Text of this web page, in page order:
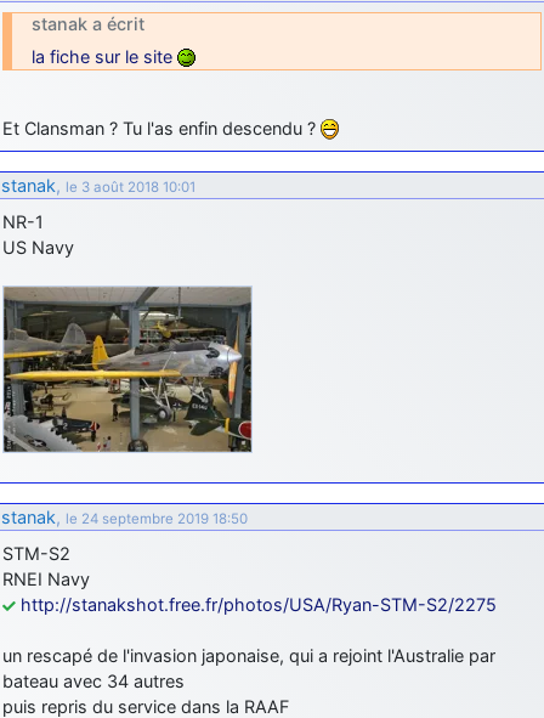
stanak a écrit
la fiche sur le site
Et Clansman ? Tu l'as enfin descendu ?
stanak, le 3 août 2018 10:01
NR-1
US Navy
stanak, le 24 septembre 2019 18:50
STM-S2
RNEI Navy
http://stanakshot.free.fr/photos/USA/Ryan-STM-S2/2275
un rescapé de l'invasion japonaise, qui a rejoint l'Australie par
bateau avec 34 autres
puis repris du service dans la RAAF